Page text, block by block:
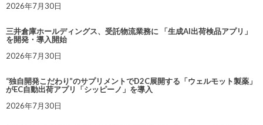
2026年7月30日
三井倉庫ホールディングス、受託物流業務に 「生成AI出荷検品アプリ」
を開発・導入開始
2026年7月30日
“独自開発こだわり”のサプリメントでD2C展開する「ウェルモット製薬」
がEC自動出荷アプリ「シッピーノ」を導入
2026年7月30日